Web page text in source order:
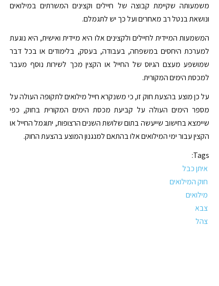
משמעותה שקיימת קבוצה של חיילים וקצינים המשרתים במילואים
ונושאת בנטל רב מאחרים ועל כך יש לתגמלם.
המשמעות המיידית לחיילים ולקצינים אלו היא מיידית ואישית, היא נוגעת
למערכת היחסים במשפחה, בעבודה, בעסק, בלימודים או בכל דבר
שמושפע מעצם הגיוס של החייל או הקצין מכך לשירות נוסף מעבר
למכסת הימים המקורית.
על כן מוצע בהצעת חוק זו, כי משנקרא חייל מילואים לתקופה העולה על
מספר הימים העולה על קביעת מכסת הימים המקורית בחוק, כפי
שיימצא בחישוב שייעשה בתום שלושת השנים הרצופות, יתוגמל החייל או
הקצין עבור ימי המילואים אלו בהתאם למנגנון המוצע בהצעת החוק.
Tags:
איתן כבל
חוק המילואים
מילואים
צבא
צהל